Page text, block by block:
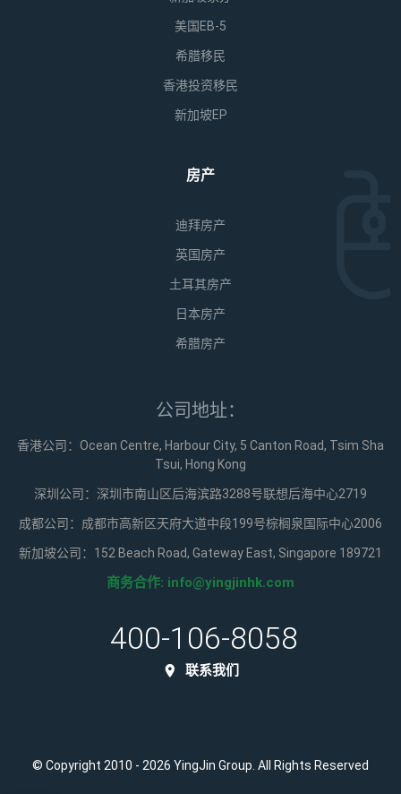
美国EB-5
希腊移民
香港投资移民
新加坡EP
房产
迪拜房产
英国房产
土耳其房产
日本房产
希腊房产
公司地址：
香港公司：Ocean Centre, Harbour City, 5 Canton Road, Tsim Sha
Tsui, Hong Kong
深圳公司：深圳市南山区后海滨路3288号联想后海中心2719
成都公司：成都市高新区天府大道中段199号棕榈泉国际中心2006
新加坡公司：152 Beach Road, Gateway East, Singapore 189721
商务合作: info@yingjinhk.com
400-106-8058
联系我们
© Copyright 2010 - 2026 YingJin Group. All Rights Reserved